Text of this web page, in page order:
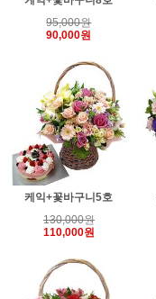
95,000원
90,000원
케익+꽃바구니5호
130,000원
110,000원